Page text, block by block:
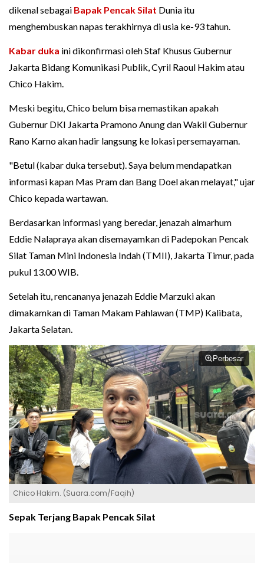
dikenal sebagai Bapak Pencak Silat Dunia itu
menghembuskan napas terakhirnya di usia ke-93 tahun.
Kabar duka ini dikonfirmasi oleh Staf Khusus Gubernur
Jakarta Bidang Komunikasi Publik, Cyril Raoul Hakim atau
Chico Hakim.
Meski begitu, Chico belum bisa memastikan apakah
Gubernur DKI Jakarta Pramono Anung dan Wakil Gubernur
Rano Karno akan hadir langsung ke lokasi persemayaman.
"Betul (kabar duka tersebut). Saya belum mendapatkan
informasi kapan Mas Pram dan Bang Doel akan melayat," ujar
Chico kepada wartawan.
Berdasarkan informasi yang beredar, jenazah almarhum
Eddie Nalapraya akan disemayamkan di Padepokan Pencak
Silat Taman Mini Indonesia Indah (TMII), Jakarta Timur, pada
pukul 13.00 WIB.
Setelah itu, rencananya jenazah Eddie Marzuki akan
dimakamkan di Taman Makam Pahlawan (TMP) Kalibata,
Jakarta Selatan.
Perbesar
Chico Hakim. (Suara.com/Faqih)
Sepak Terjang Bapak Pencak Silat